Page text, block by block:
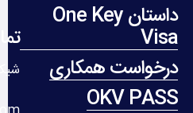
داستان One Key
Visa
درخواست همکاری
OKV PASS